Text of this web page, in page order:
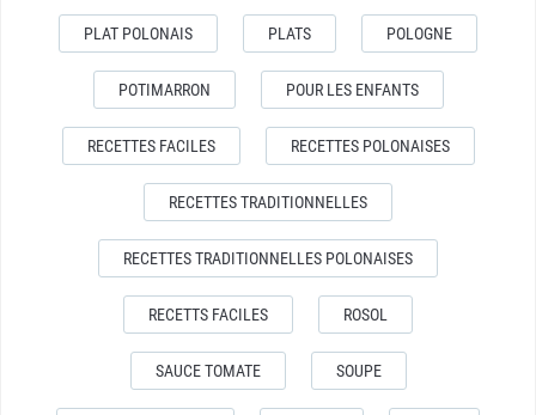
PLAT POLONAIS PLATS POLOGNE
POTIMARRON POUR LES ENFANTS
RECETTES FACILES RECETTES POLONAISES
RECETTES TRADITIONNELLES
RECETTES TRADITIONNELLES POLONAISES
RECETTS FACILES ROSOL
SAUCE TOMATE SOUPE